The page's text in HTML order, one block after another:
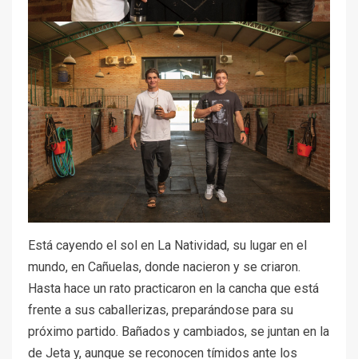
Está cayendo el sol en La Natividad, su lugar en el
mundo, en Cañuelas, donde nacieron y se criaron.
Hasta hace un rato practicaron en la cancha que está
frente a sus caballerizas, preparándose para su
próximo partido. Bañados y cambiados, se juntan en la
de Jeta y, aunque se reconocen tímidos ante los